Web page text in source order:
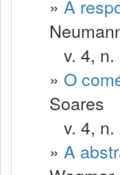
» A
v. 4, n.
» O
Soares
v. 4, n.
» A